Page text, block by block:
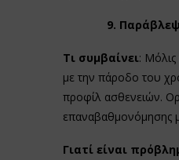
9.
Τι συμβαίνει: Μόλις
με την πάροδο του
προφίλ ασθενειών.
επαναβαθμονόμησης
Γιατί είναι